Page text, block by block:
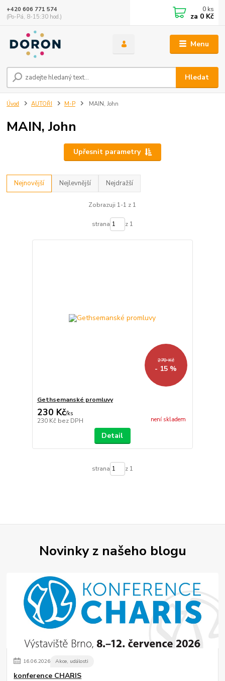
Menu
Hledat
+420 606 771 574
(Po-Pá, 8-15:30 hod.)
0 ks
za 0 Kč
Úvod AUTOŘI M-P MAIN, John
MAIN, John
Upřesnit parametry
Nejnovější Nejlevnější Nejdražší
Zobrazuji 1-1 z 1
strana z 1
270 Kč
- 15 %
Gethsemanské promluvy
230 Kč/ks
230 Kč bez DPH není skladem
Detail
strana z 1
Novinky z našeho blogu
16.06.2026 Akce, události
konference CHARIS